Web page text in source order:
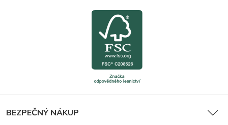
BEZPEČNÝ NÁKUP